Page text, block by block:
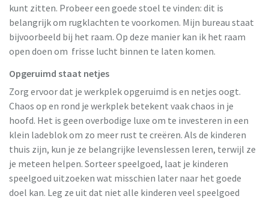
kunt zitten. Probeer een goede stoel te vinden: dit is
belangrijk om rugklachten te voorkomen. Mijn bureau staat
bijvoorbeeld bij het raam. Op deze manier kan ik het raam
open doen om frisse lucht binnen te laten komen.
Opgeruimd staat netjes
Zorg ervoor dat je werkplek opgeruimd is en netjes oogt.
Chaos op en rond je werkplek betekent vaak chaos in je
hoofd. Het is geen overbodige luxe om te investeren in een
klein ladeblok om zo meer rust te creëren. Als de kinderen
thuis zijn, kun je ze belangrijke levenslessen leren, terwijl ze
je meteen helpen. Sorteer speelgoed, laat je kinderen
speelgoed uitzoeken wat misschien later naar het goede
doel kan. Leg ze uit dat niet alle kinderen veel speelgoed